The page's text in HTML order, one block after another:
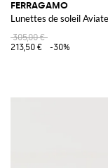
FERRAGAMO
Lunettes de soleil
305,00 €
213,50 €
-30%